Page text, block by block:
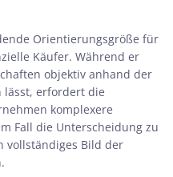
Orientierungsgröße für
Käufer. Während er
objektiv anhand der
lässt, erfordert die
komplexere
Fall die Unterscheidung zu
vollständiges Bild der